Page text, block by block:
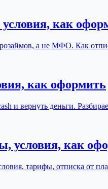
как
а не МФО. Как
как оформить
и вернуть деньги.
условия, как
тарифы, отписка от